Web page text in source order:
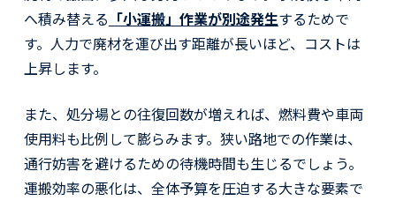
へ積み替える 「小運搬」作業が別途発生するためで
す。人力で廃材を運び出す距離が長いほど、コストは
上昇します。
また、処分場との往復回数が増えれば、燃料費や車両
使用料も比例して膨らみます。狭い路地での作業は、
通行妨害を避けるための待機時間も生じるでしょう。
運搬効率の悪化は、全体予算を圧迫する大きな要素で